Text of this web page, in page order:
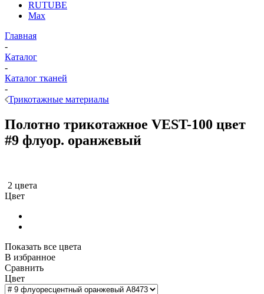
RUTUBE
Max
Главная
-
Каталог
-
Каталог тканей
-
Трикотажные материалы
Полотно трикотажное VEST-100 цвет
#9 флуор. оранжевый
2 цвета
Цвет
Показать все цвета
В избранное
Сравнить
Цвет